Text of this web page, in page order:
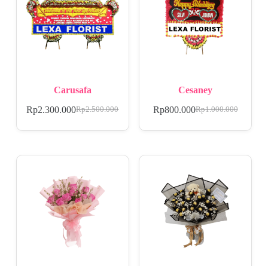
Carusafa
Rp2.500.000
Rp2.300.000
Cesaney
Rp1.000.000
Rp800.000